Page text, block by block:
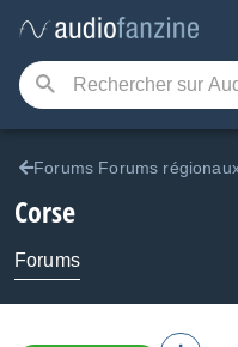
Forums Forums
Corse
Forums